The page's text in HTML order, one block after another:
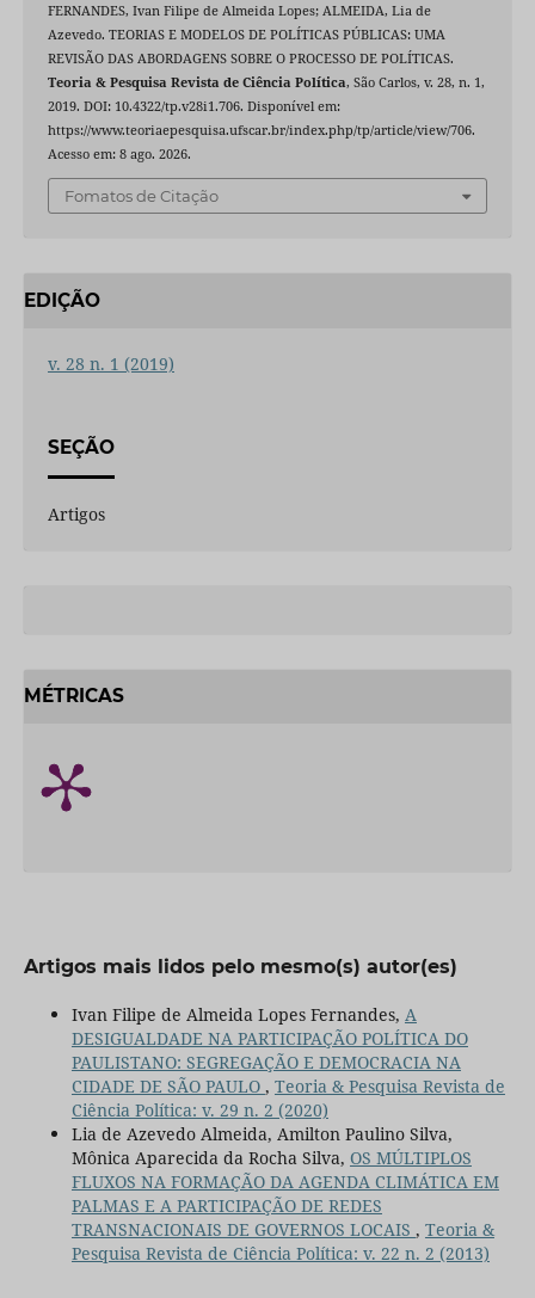
FERNANDES, Ivan Filipe de Almeida Lopes; ALMEIDA, Lia de
Azevedo. TEORIAS E MODELOS DE POLÍTICAS PÚBLICAS: UMA
REVISÃO DAS ABORDAGENS SOBRE O PROCESSO DE POLÍTICAS.
Teoria & Pesquisa Revista de Ciência Política, São Carlos, v. 28, n. 1,
2019. DOI: 10.4322/tp.v28i1.706. Disponível em:
https://www.teoriaepesquisa.ufscar.br/index.php/tp/article/view/706.
Acesso em: 8 ago. 2026.
Fomatos de Citação
EDIÇÃO
v. 28 n. 1 (2019)
SEÇÃO
Artigos
MÉTRICAS
Artigos mais lidos pelo mesmo(s) autor(es)
Ivan Filipe de Almeida Lopes Fernandes, A
DESIGUALDADE NA PARTICIPAÇÃO POLÍTICA DO
PAULISTANO: SEGREGAÇÃO E DEMOCRACIA NA
CIDADE DE SÃO PAULO , Teoria & Pesquisa Revista de
Ciência Política: v. 29 n. 2 (2020)
Lia de Azevedo Almeida, Amilton Paulino Silva,
Mônica Aparecida da Rocha Silva, OS MÚLTIPLOS
FLUXOS NA FORMAÇÃO DA AGENDA CLIMÁTICA EM
PALMAS E A PARTICIPAÇÃO DE REDES
TRANSNACIONAIS DE GOVERNOS LOCAIS , Teoria &
Pesquisa Revista de Ciência Política: v. 22 n. 2 (2013)